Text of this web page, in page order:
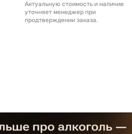
Актуальную стоимость и наличие
уточняет менеджер при
продтверждении заказа.